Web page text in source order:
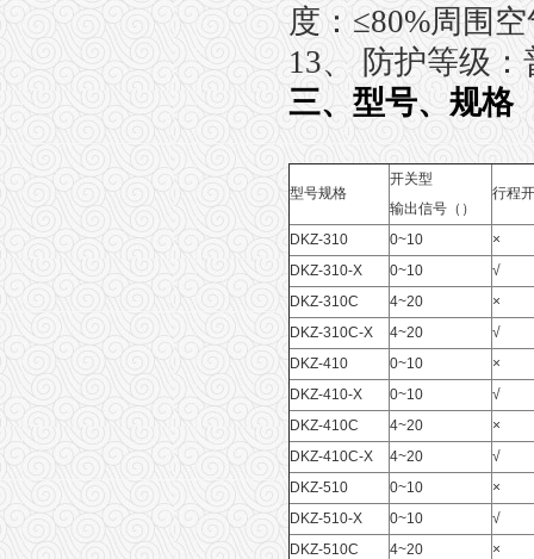
度：≤80%周围
13、 防护等级：
三、型号、规格
型号规格
开关型
输出信号（）
行程
DKZ-310 0~10
×
DKZ-310-X
0~10
√
DKZ-310C
4~20
×
DKZ-310C-X
4~20
√
DKZ-410
0~10
×
DKZ-410-X
0~10
√
DKZ-410C
4~20
×
DKZ-410C-X
4~20
√
DKZ-510
0~10
×
DKZ-510-X
0~10
√
DKZ-510C
4~20
×